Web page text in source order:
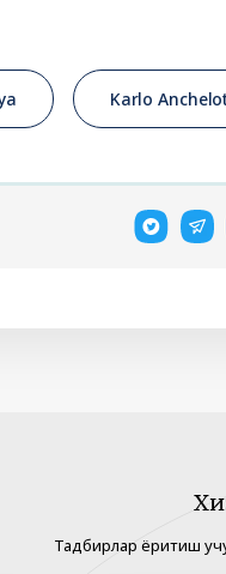
Karlo
Тадбирлар ёритиш